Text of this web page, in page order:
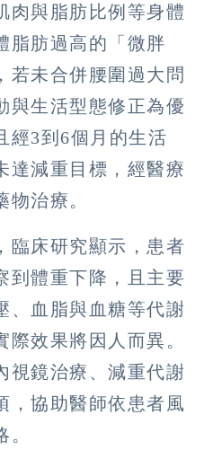
肉與脂肪比例等身體
脂肪過高的「微胖
若未合併腰圍過大問
與生活型態修正為優
經3到6個月的生活
達減重目標，經醫療
治療。
臨床研究顯示，患者
到體重下降，且主要
、血脂與血糖等代謝
效果將因人而異。
視鏡治療、減重代謝
，協助醫師依患者風